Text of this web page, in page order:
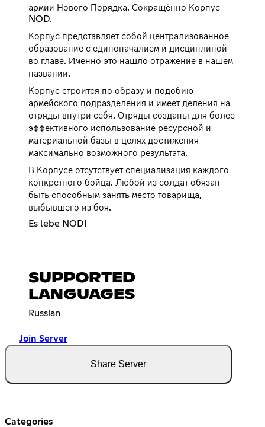
армии Нового Порядка. Сокращённо Корпус
NOD.
Корпус представляет собой централизованное
образование с единоначалием и дисциплиной
во главе. Именно это нашло отражение в нашем
названии.
Корпус строится по образу и подобию
армейского подразделения и имеет деления на
отряды внутри себя. Отряды созданы для более
эффективного использование ресурсной и
материальной базы в целях достижения
максимально возможного результата.
В Корпусе отсутствует специализация каждого
конкретного бойца. Любой из солдат обязан
быть способным занять место товарища,
выбывшего из боя.
Es lebe NOD!
SUPPORTED
LANGUAGES
Russian
Join Server
Share Server
Categories